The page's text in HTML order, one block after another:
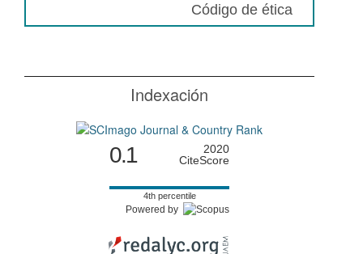
Código de ética
Indexación
0.1
2020
CiteScore
4th percentile
Powered by